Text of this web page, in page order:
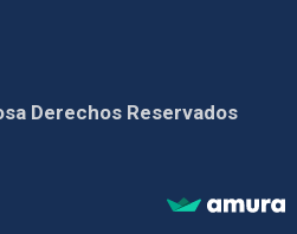
Derechos Reservados